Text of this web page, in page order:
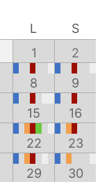
L
S
1 2
8 9
15 16
22 23
29
30